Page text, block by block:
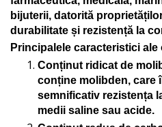
bijuterii, datorită
durabilitate și rezistență la
Principalele caracteristici ale
Conținut ridicat de
conține molibden, care
semnificativ rezistența
medii saline sau acide.